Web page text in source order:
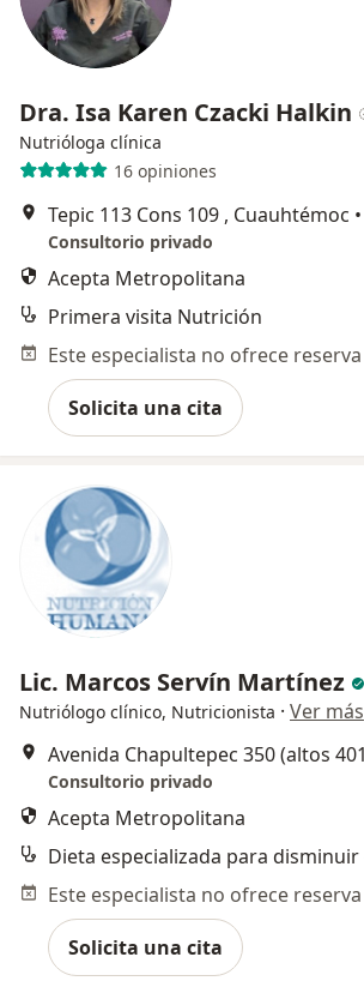
Dra. Isa Karen Czacki Halkin
Nutrióloga clínica
16 opiniones
Tepic 113 Cons 109 , Cuauhtémoc •
Consultorio privado
Acepta Metropolitana
Primera visita Nutrición
Solicita una cita
Lic. Marcos Servín Martínez
Nutriólogo clínico, Nutricionista · Ver más
Consultorio privado
Acepta Metropolitana
Solicita una cita